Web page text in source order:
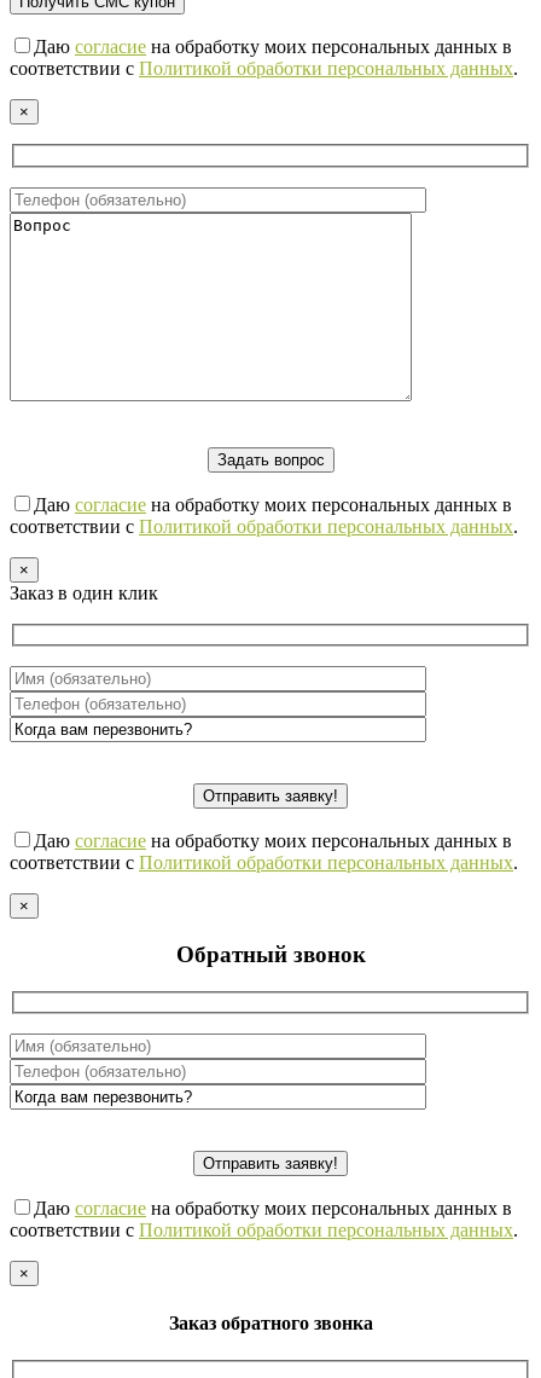
Даю согласие на обработку моих персональных данных в
соответствии с Политикой обработки персональных данных.
×
Даю согласие на обработку моих персональных данных в
соответствии с Политикой обработки персональных данных.
×
Заказ в один клик
Даю согласие на обработку моих персональных данных в
соответствии с Политикой обработки персональных данных.
×
Обратный звонок
Даю согласие на обработку моих персональных данных в
соответствии с Политикой обработки персональных данных.
×
Заказ обратного звонка